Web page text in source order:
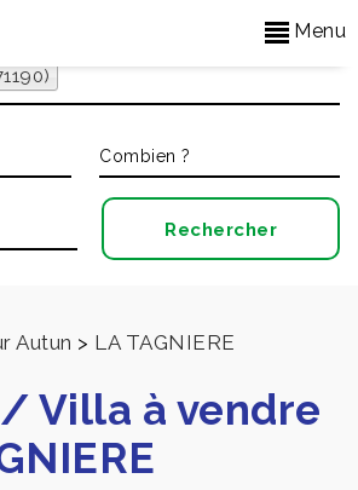
Menu
Autun > LA TAGNIERE
Villa à vendre